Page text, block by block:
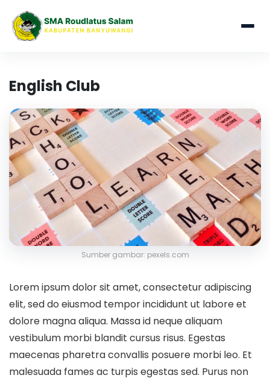
English Club
Sumber gambar: pexels.com
Lorem ipsum dolor sit amet, consectetur adipiscing
elit, sed do eiusmod tempor incididunt ut labore et
dolore magna aliqua. Massa id neque aliquam
vestibulum morbi blandit cursus risus. Egestas
maecenas pharetra convallis posuere morbi leo. Et
malesuada fames ac turpis egestas sed. Purus non